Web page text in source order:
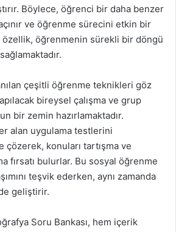
Böylece, öğrenci bir daha benzer
ve öğrenme sürecini etkin bir
öğrenmenin sürekli bir döngü
çeşitli öğrenme teknikleri göz
bireysel çalışma ve grup
bir zemin hazırlamaktadır.
alan uygulama testlerini
çözerek, konuları tartışma ve
fırsatı bulurlar. Bu sosyal öğrenme
teşvik ederken, aynı zamanda
geliştirir.
Soru Bankası, hem içerik